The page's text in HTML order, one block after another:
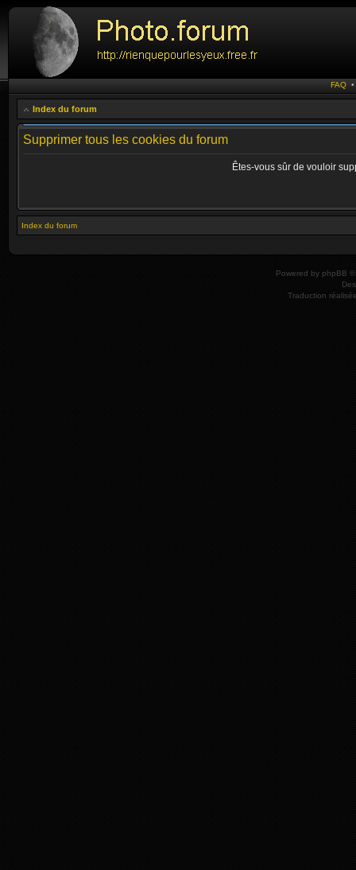
FAQ
Index du forum
Supprimer tous les cookies du forum
Êtes-vous sûr de vouloir
Index du forum
Powered by phpBB ©
Traduction